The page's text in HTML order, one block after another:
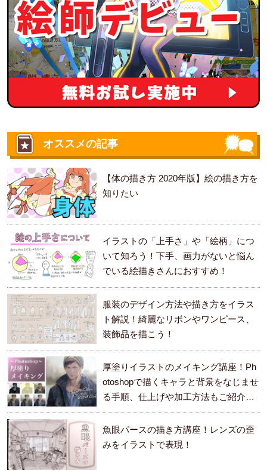
オススメの記事
【体の描き方 2020年版】絵の描き方を
知りたい
イラストの「上手さ」や「絵柄」につ
いて知ろう！下手、画力がないと悩ん
でいる絵描きさんにおすすめ！
服装のデザイン方法や描き方をイラス
ト解説！綺麗なリボンやワンピース、
装飾品を描こう！
厚塗りイラストのメイキング講座！Ph
otoshopで描くキャラと背景をなじませ
る手順、仕上げや加工方法もご紹介し
ます。
魚眼パースの描き方講座！レンズの歪
みをイラストで表現！